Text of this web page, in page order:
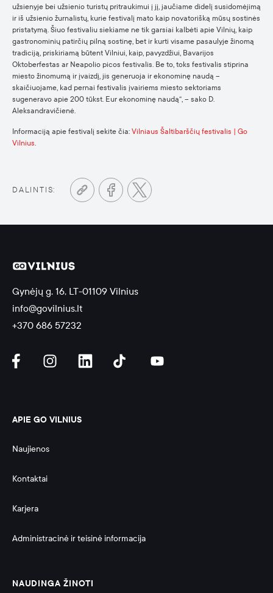
užsienyje bei užsienio turistų pritraukimui į jį, jaučiame didelį susidomėjimą
ir iš užsienio žurnalistų, kurie festivalį mato kaip novatorišką mūsų sostinės
pristatymą. Šiuo festivaliu siekiame ne tik garsiai kalbėti apie Vilnių, kaip
gastronominių patirčių pilną sostinę, bet ir kurti visame pasaulyje žinomą
tradiciją, priskiriamą būtent Vilniui, kaip, pavyzdžiui, Bavarijos
Oktoberfestas ar Neapolio picos festivalis. Be to, toks festivalis stiprina
miesto žinomumą ir įvaizdį, jis generuoja ir ekonominę naudą –
skaičiuojame, kad pernai festivalis įvairiems miesto sektoriams
sugeneravo apie 200 tūkst. Eur ekonominę naudą“, – sako D.
Aleksandravičienė.
Informaciją apie festivalį sekite čia: Vilniaus Šaltibarščių festivalis | Go
Vilnius.
DALINTIS:
Gynėjų g. 16, LT-01109 Vilnius
info@govilnius.lt
+370 686 57232
APIE GO VILNIUS
Naujienos
Kontaktai
Karjera
Administracinė ir teisinė informacija
NAUDINGA ŽINOTI